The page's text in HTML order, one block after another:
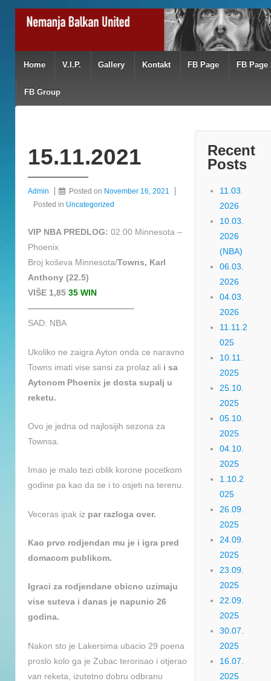
Home V.I.P. Gallery Kontakt FB Page FB Page
FB Group
15.11.2021
Admin Posted on November 16, 2021
Posted in Uncategorized
VIP NBA PREDLOG: 02:00 Minnesota –
Phoenix
Broj koševa Minnesota/Towns, Karl
Anthony (22.5)
VIŠE 1,85 35 WIN
————————————–
SAD: NBA
Ukoliko ne zaigra Ayton onda ce naravno
Towns imati vise sansi za prolaz ali i sa
Aytonom Phoenix je dosta supalj u
reketu.
Ovo je jedna od najlosijih sezona za
Townsa.
Imao je malo tezi oblik korone pocetkom
godine pa kao da se i to osjeti na terenu.
Veceras ipak iz par razloga over.
Kao prvo rodjendan mu je i igra pred
domacom publikom.
Igraci za rodjendane obicno uzimaju
vise suteva i danas je napunio 26
godina.
Nakon sto je Lakersima ubacio 29 poena
proslo kolo ga je Zubac terorisao i otjerao
van reketa, izutetno dobru odbranu
Recent
Posts
11.03.
2026
10.03.
2026
(NBA)
06.03.
2026
04.03.
2026
11.11.2
025
10.11.
2025
25.10.
2025
05.10.
2025
04.10.
2025
1.10.2
025
26.09.
2025
24.09.
2025
23.09.
2025
22.09.
2025
30.07.
2025
16.07.
2025